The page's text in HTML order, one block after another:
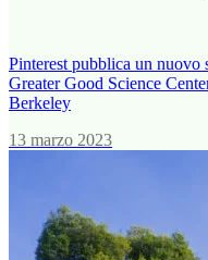
Pinterest pubblica un
Greater Good Science
Berkeley
13 marzo 2023